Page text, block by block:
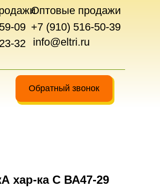
09
32
Оптовые продажи
+7 (910) 516-50-39
Обратный звонок
info@eltri.ru
хар-ка С ВА47-29